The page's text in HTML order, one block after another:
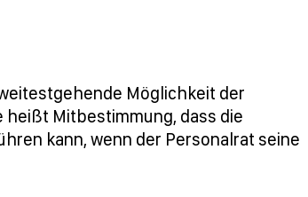
Möglichkeit der
Mitbestimmung, dass die
kann, wenn der Personalrat seine